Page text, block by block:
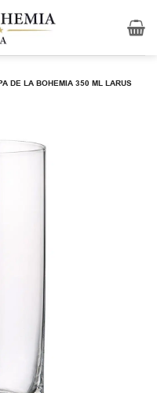
DE LA BOHEMIA 350 ML LARUS